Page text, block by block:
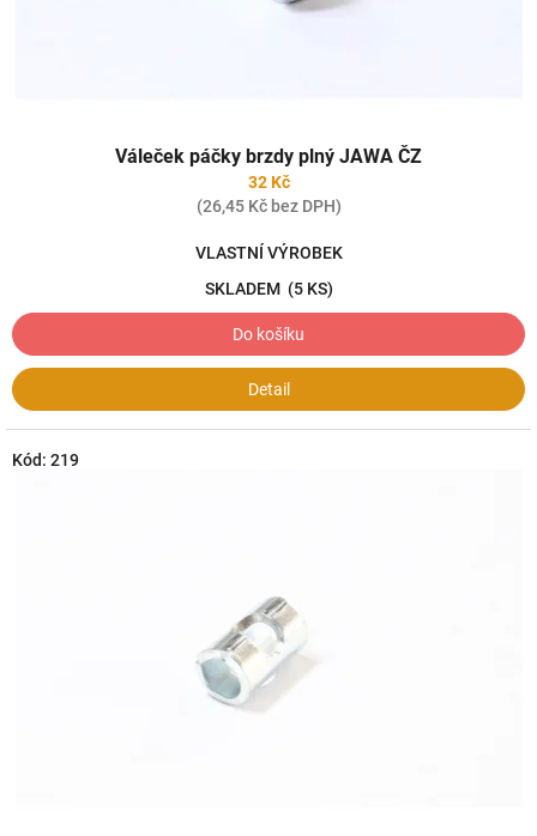
Váleček páčky brzdy plný JAWA ČZ
32 Kč
(26,45 Kč bez DPH)
VLASTNÍ VÝROBEK
SKLADEM (5 KS)
Do košíku
Detail
Kód: 219